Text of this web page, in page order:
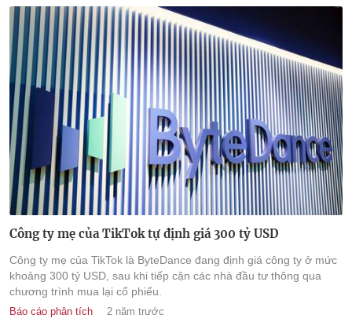
Công ty mẹ của TikTok tự định giá 300 tỷ USD
Công ty mẹ của TikTok là ByteDance đang định giá công ty ở mức
khoảng 300 tỷ USD, sau khi tiếp cận các nhà đầu tư thông qua
chương trình mua lại cổ phiếu.
Báo cáo phân tích 2 năm trước